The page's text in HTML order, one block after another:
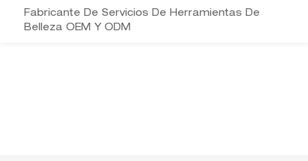
Fabricante De Servicios De Herramientas De
Belleza OEM Y ODM